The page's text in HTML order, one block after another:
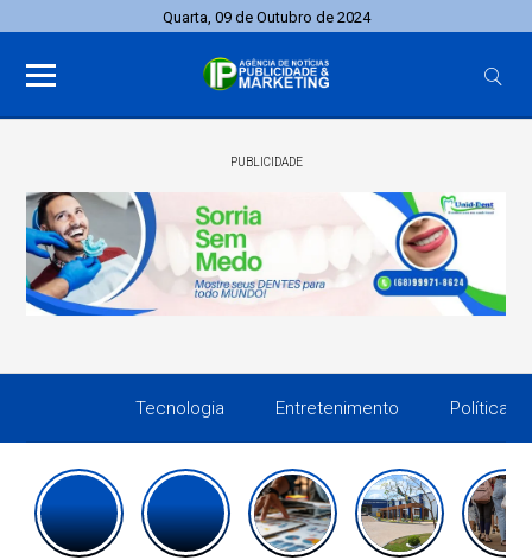
Quarta, 09 de Outubro de 2024
PUBLICIDADE
Tecnologia Entretenimento Política